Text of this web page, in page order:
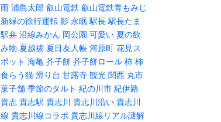
雨 浦島太郎 叡山電鉄 叡山電鉄青もみじ
新緑の徐行運転 影 永眠 駅長 駅長たま
駅弁 沿線みかん 岡公園 可愛い 夏の飲
み物 夏越祓 夏目友人帳 河原町 花見ス
ポット 海亀 芥子餅 芥子餅ロール 柿 柿
食らう猫 滑り台 甘露寺 観光 関西 丸市
菓子舗 季節のタルト 紀の川市 紀伊路
貴志 貴志駅 貴志川 貴志川沿い 貴志川
線 貴志川線コラボ 貴志川線リアル謎解